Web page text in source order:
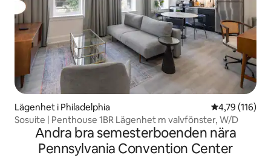
Lägenhet i Philadelphia 4,79 av 5 i
4,79 (116)
Sosuite | Penthouse 1BR Lägenhet m valvfönster, W/D
Andra bra semesterboenden nära
Pennsylvania Convention Center